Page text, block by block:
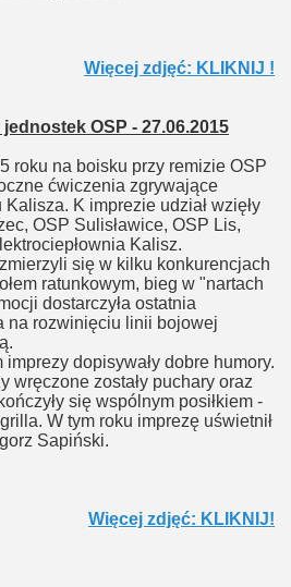
Więcej zdjęć: KLIKNIJ !
OSP - 27.06.2015
roku na boisku przy remizie OSP
ćwiczenia zgrywające
K imprezie udział wzięły
OSP Sulisławice, OSP Lis,
Kalisz.
się w kilku konkurencjach
ratunkowym, bieg w "nartach
dostarczyła ostatnia
na rozwinięciu linii bojowej
dopisywały dobre humory.
wręczone zostały puchary oraz
się wspólnym posiłkiem -
W tym roku imprezę uświetnił
Sapiński.
Więcej zdjęć: KLIKNIJ!